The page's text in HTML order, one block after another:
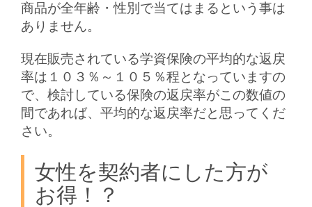
商品が全年齢・性別で当てはまるという事は
ありません。
現在販売されている学資保険の平均的な返戻
率は１０３％～１０５％程となっていますの
で、検討している保険の返戻率がこの数値の
間であれば、平均的な返戻率だと思ってくだ
さい。
女性を契約者にした方が
お得！？